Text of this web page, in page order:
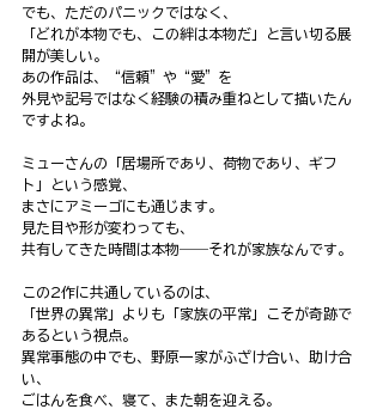
でも、ただのパニックではなく、
「どれが本物でも、この絆は本物だ」と言い切る展
開が美しい。
あの作品は、“信頼”や“愛”を
外見や記号ではなく経験の積み重ねとして描いたん
ですよね。
ミューさんの「居場所であり、荷物であり、ギフ
ト」という感覚、
まさにアミーゴにも通じます。
見た目や形が変わっても、
共有してきた時間は本物――それが家族なんです。
この2作に共通しているのは、
「世界の異常」よりも「家族の平常」こそが奇跡で
あるという視点。
異常事態の中でも、野原一家がふざけ合い、助け合
い、
ごはんを食べ、寝て、また朝を迎える。